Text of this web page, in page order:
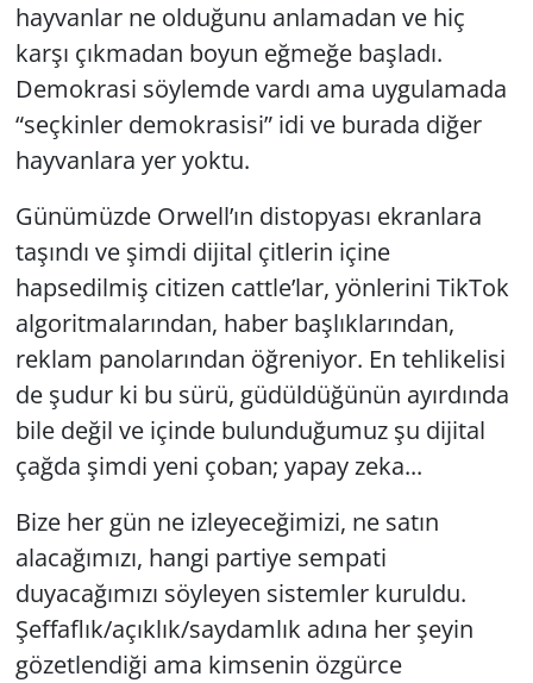
hayvanlar ne olduğunu anlamadan ve hiç
karşı çıkmadan boyun eğmeğe başladı.
Demokrasi söylemde vardı ama uygulamada
“seçkinler demokrasisi” idi ve burada diğer
hayvanlara yer yoktu.
Günümüzde Orwell’ın distopyası ekranlara
taşındı ve şimdi dijital çitlerin içine
hapsedilmiş citizen cattle’lar, yönlerini TikTok
algoritmalarından, haber başlıklarından,
reklam panolarından öğreniyor. En tehlikelisi
de şudur ki bu sürü, güdüldüğünün ayırdında
bile değil ve içinde bulunduğumuz şu dijital
çağda şimdi yeni çoban; yapay zeka...
Bize her gün ne izleyeceğimizi, ne satın
alacağımızı, hangi partiye sempati
duyacağımızı söyleyen sistemler kuruldu.
Şeffaflık/açıklık/saydamlık adına her şeyin
gözetlendiği ama kimsenin özgürce